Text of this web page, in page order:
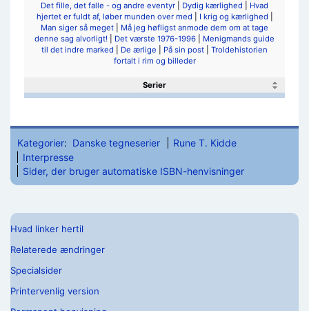
Det fille, det falle - og andre eventyr
Dydig kærlighed
Hvad
hjertet er fuldt af, løber munden over med
I krig og kærlighed
Man siger så meget
Må jeg høfligst anmode dem om at tage
denne sag alvorligt!
Det værste 1976-1996
Menigmands guide
til det indre marked
De ærlige På sin post
Troldehistorien
fortalt i rim og billeder
Serier
Kategorier: Danske tegneserier
Rune T. Kidde
Interpresse
Sider, der bruger automatiske ISBN-henvisninger
Hvad linker hertil
Relaterede ændringer
Specialsider
Printervenlig version